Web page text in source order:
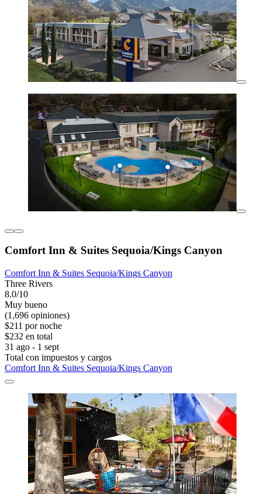
Comfort Inn & Suites Sequoia/Kings Canyon
Comfort Inn & Suites Sequoia/Kings Canyon
Three Rivers
8.0/10
Muy bueno
(1,696 opiniones)
$211 por noche
$232 en total
31 ago - 1 sept
Total con impuestos y cargos
Comfort Inn & Suites Sequoia/Kings Canyon